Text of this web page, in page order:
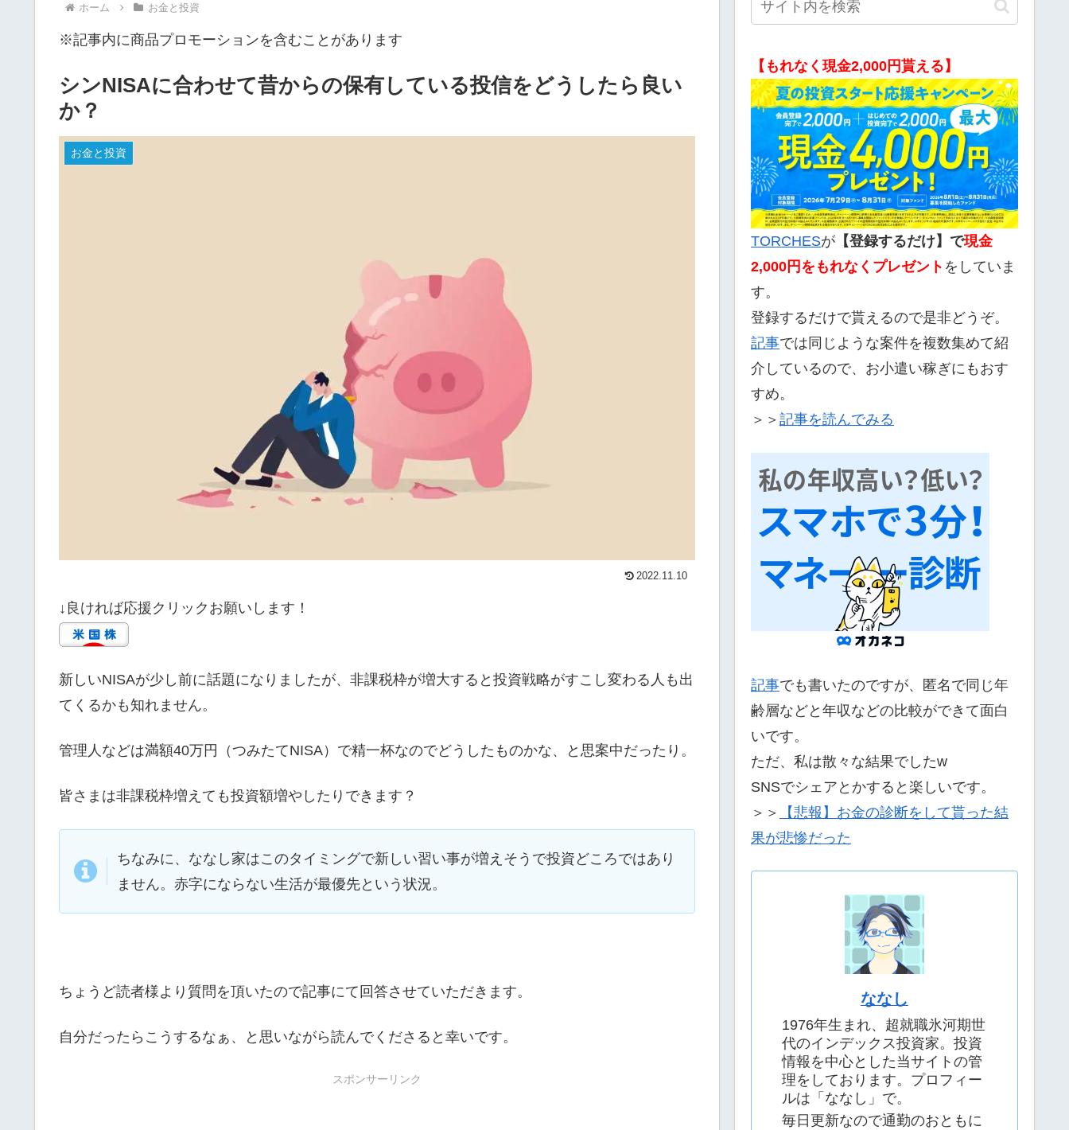
ホーム お金と投資
※記事内に商品プロモーションを含むことがあります
シンNISAに合わせて昔からの保有している投信をどうしたら良い
か？
お金と投資
2022.11.10
↓良ければ応援クリックお願いします！
新しいNISAが少し前に話題になりましたが、非課税枠が増大すると投資戦略がすこし変わる人も出
てくるかも知れません。
管理人などは満額40万円（つみたてNISA）で精一杯なのでどうしたものかな、と思案中だったり。
皆さまは非課税枠増えても投資額増やしたりできます？
ちなみに、ななし家はこのタイミングで新しい習い事が増えそうで投資どころではあり
ません。赤字にならない生活が最優先という状況。
ちょうど読者様より質問を頂いたので記事にて回答させていただきます。
自分だったらこうするなぁ、と思いながら読んでくださると幸いです。
スポンサーリンク
【もれなく現金2,000円貰える】
TORCHESが 【登録するだけ】で現金
2,000 円をもれなくプレゼント をしていま
す。
登録するだけで貰えるので是非どうぞ。
記事では同じような案件を複数集めて紹
介しているので、お小遣い稼ぎにもおす
すめ。
＞＞ 記事を読んでみる
記事でも書いたのですが、匿名で同じ年
齢層などと年収などの比較ができて面白
いです。
ただ、私は散々な結果でしたw
SNSでシェアとかすると楽しいです。
＞＞
【悲報】お金の診断をして貰った結
果が悲惨だった
ななし
1976年生まれ、超就職氷河期世
代のインデックス投資家。投資
情報を中心とした当サイトの管
理をしております。プロフィー
ルは「ななし」で。
毎日更新なので通勤のおともに